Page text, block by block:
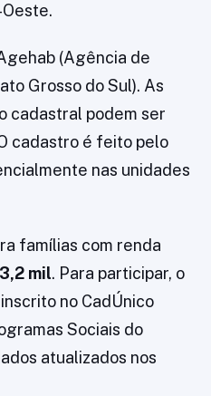
(Agência de
Grosso do Sul). As
cadastral podem ser
cadastro é feito pelo
nas unidades
famílias com renda
mil. Para participar, o
no CadÚnico
Sociais do
atualizados nos